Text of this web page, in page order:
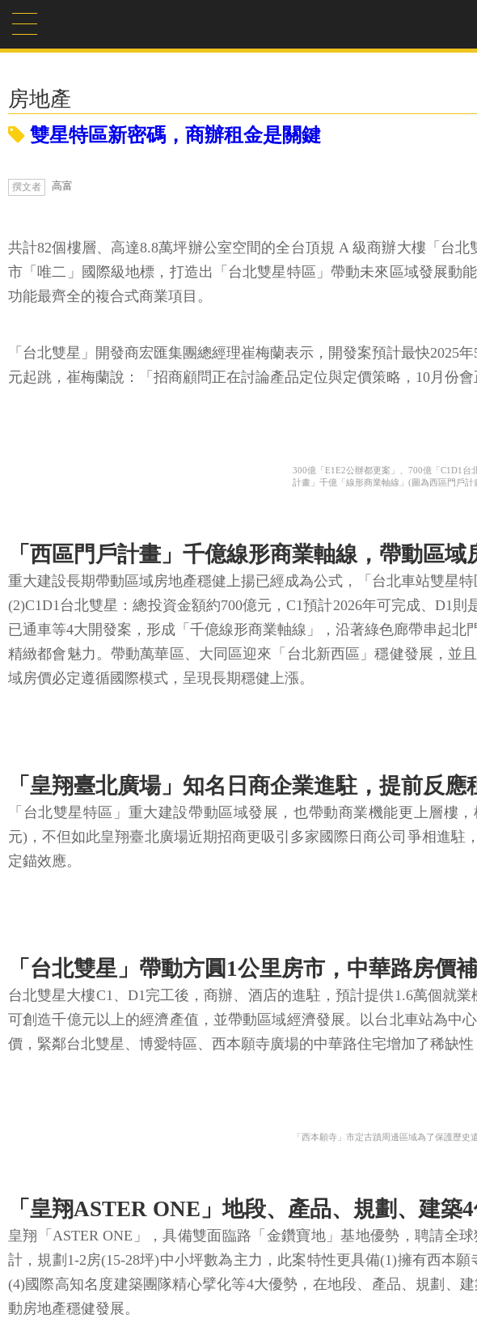
房地產
雙星特區新密碼，商辦租金是關鍵
撰文者 高富
共計82個樓層、高達8.8萬坪辦公室空間的全台頂規 A 級商辦大樓「台
市「唯二」國際級地標，打造出「台北雙星特區」帶動未來區域發展動
功能最齊全的複合式商業項目。
「台北雙星」開發商宏匯集團總經理崔梅蘭表示，開發案預計最快
元起跳，崔梅蘭說：「招商顧問正在討論產品定位與定價策略，10月份
300億「E1E2公辦都更案」、700億「C1D1
計畫」千億「線形商業軸線」(圖為西區門戶
「西區門戶計畫」千億線形商業軸線，帶動區域
重大建設長期帶動區域房地產穩健上揚已經成為公式，「台北車站雙星
(2)C1D1台北雙星：總投資金額約700億元，C1預計2026年可完成、D1
已通車等4大開發案，形成「千億線形商業軸線」，沿著綠色廊帶串起
精緻都會魅力。帶動萬華區、大同區迎來「台北新西區」穩健發展，並
域房價必定遵循國際模式，呈現長期穩健上漲。
「皇翔臺北廣場」知名日商企業進駐，提前反應
「台北雙星特區」重大建設帶動區域發展，也帶動商業機能更上層樓
元)，不但如此皇翔臺北廣場近期招商更吸引多家國際日商公司爭相進
定錨效應。
「台北雙星」帶動方圓1公里房市，中華路房價
台北雙星大樓C1、D1完工後，商辦、酒店的進駐，預計提供1.6萬個就
可創造千億元以上的經濟產值，並帶動區域經濟發展。以台北車站為中
價，緊鄰台北雙星、博愛特區、西本願寺廣場的中華路住宅增加了稀缺
「西本願寺」市定古蹟周邊區域為了保護歷
「皇翔ASTER ONE」地段、產品、規劃、建築
皇翔「ASTER ONE」，具備雙面臨路「金鑽寶地」基地優勢，聘請全
計，規劃1-2房(15-28坪)中小坪數為主力，此案特性更具備(1)擁有西本
(4)國際高知名度建築團隊精心擘化等4大優勢，在地段、產品、規劃、
動房地產穩健發展。